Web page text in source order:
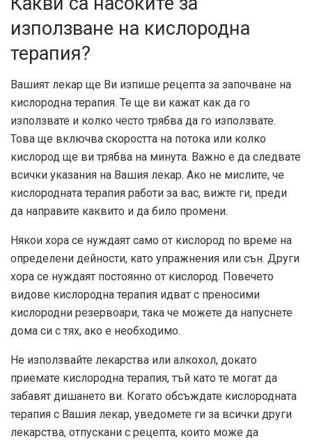
използване на кислородна
терапия?
Вашият лекар ще Ви изпише рецепта за започване на
кислородна терапия. Те ще ви кажат как да го
използвате и колко често трябва да го използвате.
Това ще включва скоростта на потока или колко
кислород ще ви трябва на минута. Важно е да следвате
всички указания на Вашия лекар. Ако не мислите, че
кислородната терапия работи за вас, вижте ги, преди
да направите каквито и да било промени.
Някои хора се нуждаят само от кислород по време на
определени дейности, като упражнения или сън. Други
хора се нуждаят постоянно от кислород. Повечето
видове кислородна терапия идват с преносими
кислородни резервоари, така че можете да напуснете
дома си с тях, ако е необходимо.
Не използвайте лекарства или алкохол, докато
приемате кислородна терапия, тъй като те могат да
забавят дишането ви. Когато обсъждате кислородната
терапия с Вашия лекар, уведомете ги за всички други
лекарства, отпускани с рецепта, които може да